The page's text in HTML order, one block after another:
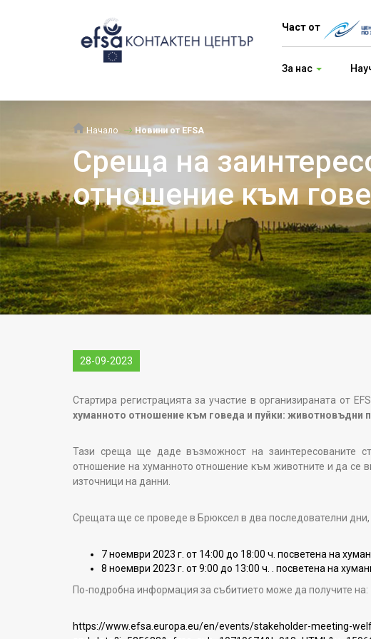
Част от
За нас
Начало Новини от EFSA
Среща на
отношение към
28-09-2023
Стартира регистрацията за участие в организираната от
хуманното отношение към говеда и пуйки: животновъдни
Тази среща ще даде възможност на заинтересованите
отношение на хуманното отношение към животните и да се
източници на данни.
Срещата ще се проведе в Брюксел в два последователни дни,
7 ноември 2023 г. от 14:00 до 18:00 ч. посветена на
8 ноември 2023 г. от 9:00 до 13:00 ч. . посветена на
По-подробна информация за събитието може да получите на:
https://www.efsa.europa.eu/en/events/stakeholder-meeting-